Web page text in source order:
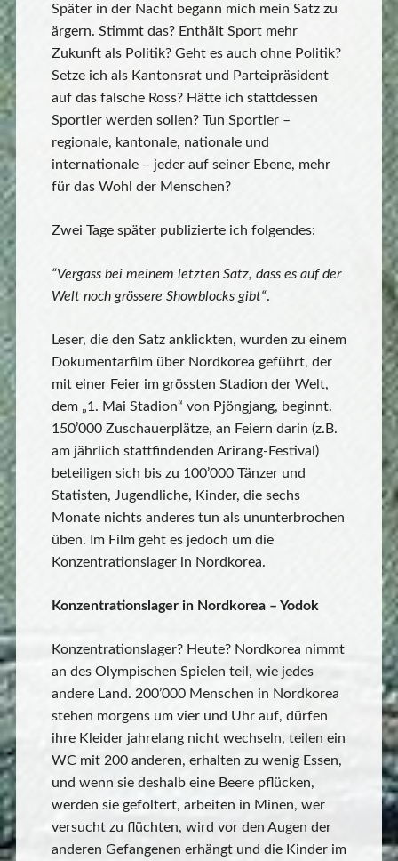
Später in der Nacht begann mich mein Satz zu
ärgern. Stimmt das? Enthält Sport mehr
Zukunft als Politik? Geht es auch ohne Politik?
Setze ich als Kantonsrat und Parteipräsident
auf das falsche Ross? Hätte ich stattdessen
Sportler werden sollen? Tun Sportler –
regionale, kantonale, nationale und
internationale – jeder auf seiner Ebene, mehr
für das Wohl der Menschen?
Zwei Tage später publizierte ich folgendes:
“Vergass bei meinem letzten Satz, dass es auf der
Welt noch grössere Showblocks gibt“.
Leser, die den Satz anklickten, wurden zu einem
Dokumentarfilm über Nordkorea geführt, der
mit einer Feier im grössten Stadion der Welt,
dem „1. Mai Stadion“ von Pjöngjang, beginnt.
150’000 Zuschauerplätze, an Feiern darin (z.B.
am jährlich stattfindenden Arirang-Festival)
beteiligen sich bis zu 100’000 Tänzer und
Statisten, Jugendliche, Kinder, die sechs
Monate nichts anderes tun als ununterbrochen
üben. Im Film geht es jedoch um die
Konzentrationslager in Nordkorea.
Konzentrationslager in Nordkorea – Yodok
Konzentrationslager? Heute? Nordkorea nimmt
an des Olympischen Spielen teil, wie jedes
andere Land. 200’000 Menschen in Nordkorea
stehen morgens um vier und Uhr auf, dürfen
ihre Kleider jahrelang nicht wechseln, teilen ein
WC mit 200 anderen, erhalten zu wenig Essen,
und wenn sie deshalb eine Beere pflücken,
werden sie gefoltert, arbeiten in Minen, wer
versucht zu flüchten, wird vor den Augen der
anderen Gefangenen erhängt und die Kinder im